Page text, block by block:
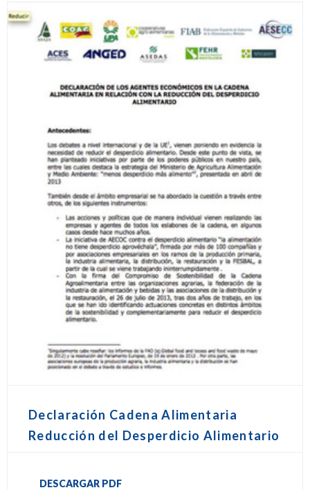
Declaración Cadena Alimentaria
Reducción del Desperdicio Alimentario
DESCARGAR PDF